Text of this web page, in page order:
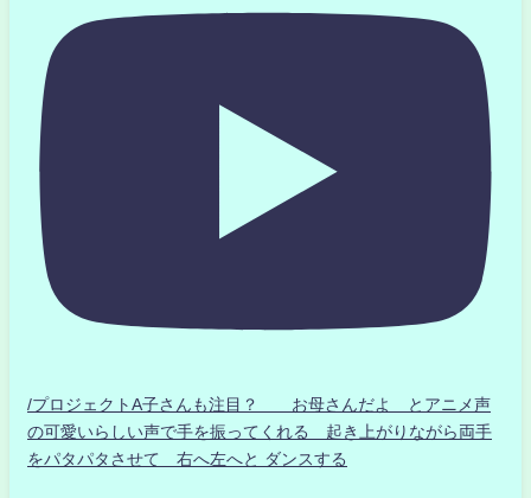
/プロジェクトA子さんも注目？ お母さんだよ とアニメ声
の可愛いらしい声で手を振ってくれる 起き上がりながら両手
をパタパタさせて 右へ左へと ダンスする